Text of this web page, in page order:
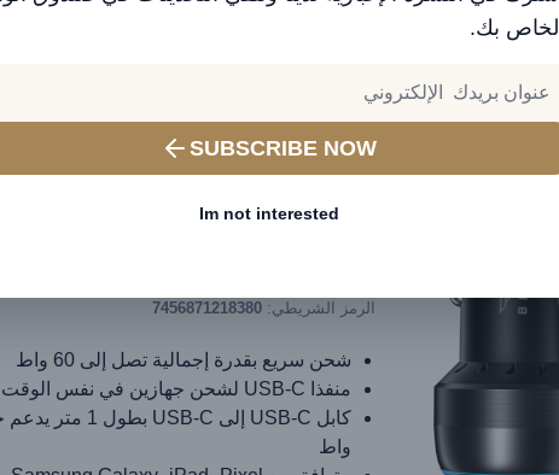
الخاص بك.
SUBSCRIBE NOW
Im not interested
الرمز الشريطي: 7456871218380
شحن سريع بقدرة إجمالية تصل إلى 60 واط
منفذا USB-C لشحن جهازين في نفس الوقت
واط